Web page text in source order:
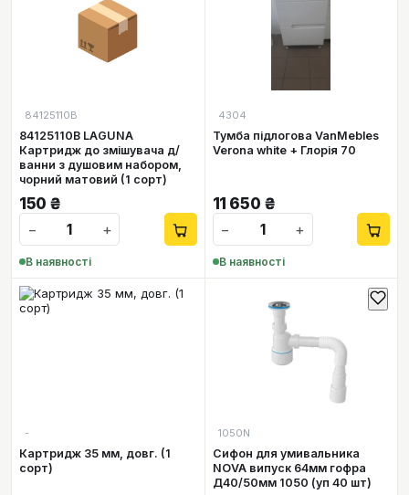
📦
84125110B
84125110B LAGUNA
Картридж до змішувача д/
ванни з душовим набором,
чорний матовий (1 сорт)
150 ₴
−
+
В наявності
4304
Тумба підлогова VanMebles
Verona white + Глорія 70
11 650 ₴
−
+
В наявності
-
Картридж 35 мм, довг. (1
сорт)
1050N
Сифон для умивальника
NOVA випуск 64мм гофра
Д40/50мм 1050 (уп 40 шт)